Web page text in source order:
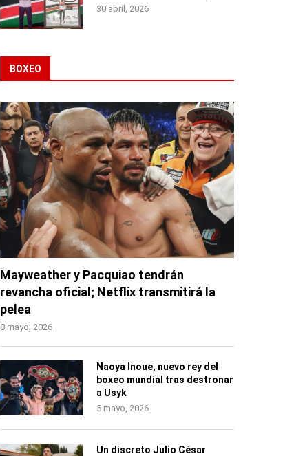
30 abril, 2026
BOXEO
Mayweather y Pacquiao tendrán
revancha oficial; Netflix transmitirá la
pelea
8 mayo, 2026
Naoya Inoue, nuevo rey del
boxeo mundial tras destronar
a Usyk
5 mayo, 2026
Un discreto Julio César